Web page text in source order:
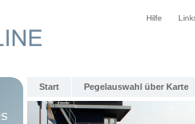
Hilfe
Start Pegelauswahl über Karte